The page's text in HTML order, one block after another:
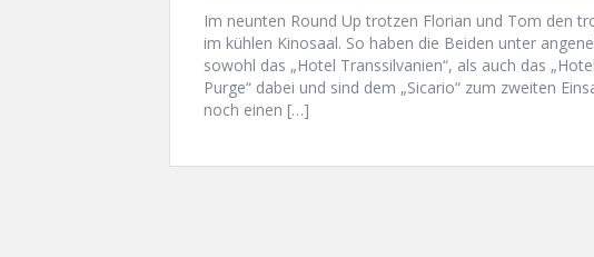
Im neunten Round Up trotzen Florian und Tom den
im kühlen Kinosaal. So haben die Beiden unter
sowohl das „Hotel Transsilvanien“, als auch das
Purge“ dabei und sind dem „Sicario“ zum zweiten
noch einen […]